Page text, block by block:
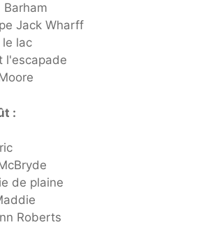
Barham
Jack Wharff
lac
l'escapade
:
de plaine
Roberts